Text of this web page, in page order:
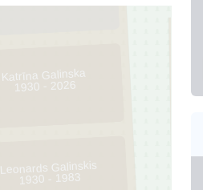
14221085
Leonards Galinskis
1930 - 1983
Katrīna Galinska
1930 - 2026